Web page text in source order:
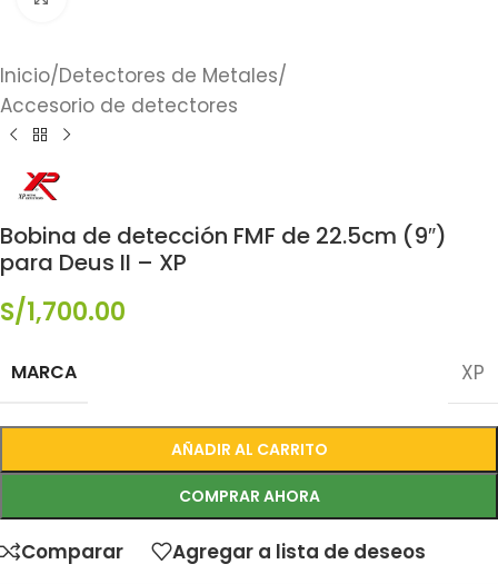
Inicio/Detectores de Metales/
Accesorio de detectores
Bobina de detección FMF de 22.5cm (9″)
para Deus II – XP
S/1,700.00
MARCA XP
AÑADIR AL CARRITO
COMPRAR AHORA
Comparar Agregar a lista de deseos